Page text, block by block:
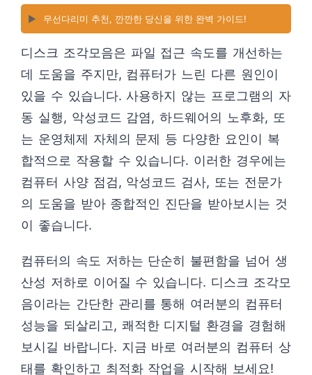
▶️ 무선다리미 추천, 깐깐한 당신을 위한 완벽 가이드!
디스크 조각모음은 파일 접근 속도를 개선하는
데 도움을 주지만, 컴퓨터가 느린 다른 원인이
있을 수 있습니다. 사용하지 않는 프로그램의 자
동 실행, 악성코드 감염, 하드웨어의 노후화, 또
는 운영체제 자체의 문제 등 다양한 요인이 복
합적으로 작용할 수 있습니다. 이러한 경우에는
컴퓨터 사양 점검, 악성코드 검사, 또는 전문가
의 도움을 받아 종합적인 진단을 받아보시는 것
이 좋습니다.
컴퓨터의 속도 저하는 단순히 불편함을 넘어 생
산성 저하로 이어질 수 있습니다. 디스크 조각모
음이라는 간단한 관리를 통해 여러분의 컴퓨터
성능을 되살리고, 쾌적한 디지털 환경을 경험해
보시길 바랍니다. 지금 바로 여러분의 컴퓨터 상
태를 확인하고 최적화 작업을 시작해 보세요!